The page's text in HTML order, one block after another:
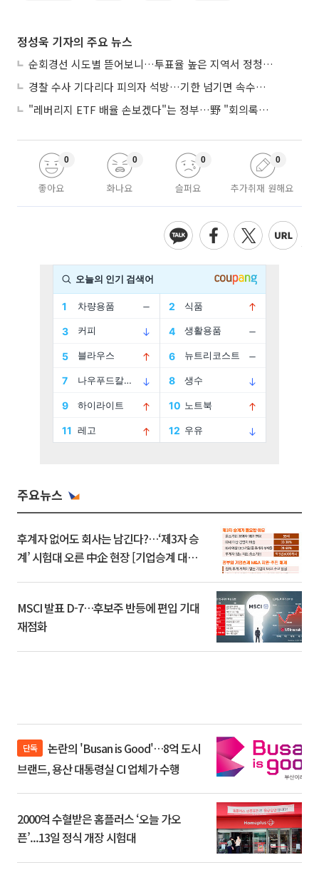
정성욱 기자의 주요 뉴스
순회경선 시도별 뜯어보니…투표율 높은 지역서 정청래 강세
경찰 수사 기다리다 피의자 석방…기한 넘기면 속수무책
"레버리지 ETF 배율 손보겠다"는 정부…野 "회의록부터 내놔야"
좋아요
0
화나요
0
슬퍼요
0
추가취재 원해요
0
주요뉴스
후계자 없어도 회사는 남긴다?…‘제3자 승
계’ 시험대 오른 中企 현장 [기업승계 대전
MSCI 발표 D-7…후보주 반등에 편입 기대
재점화
단독
브랜드, 용산 대통령실 CI 업체가 수행
2000억 수혈받은 홈플러스 ‘오늘 가오
픈’...13일 정식 개장 시험대